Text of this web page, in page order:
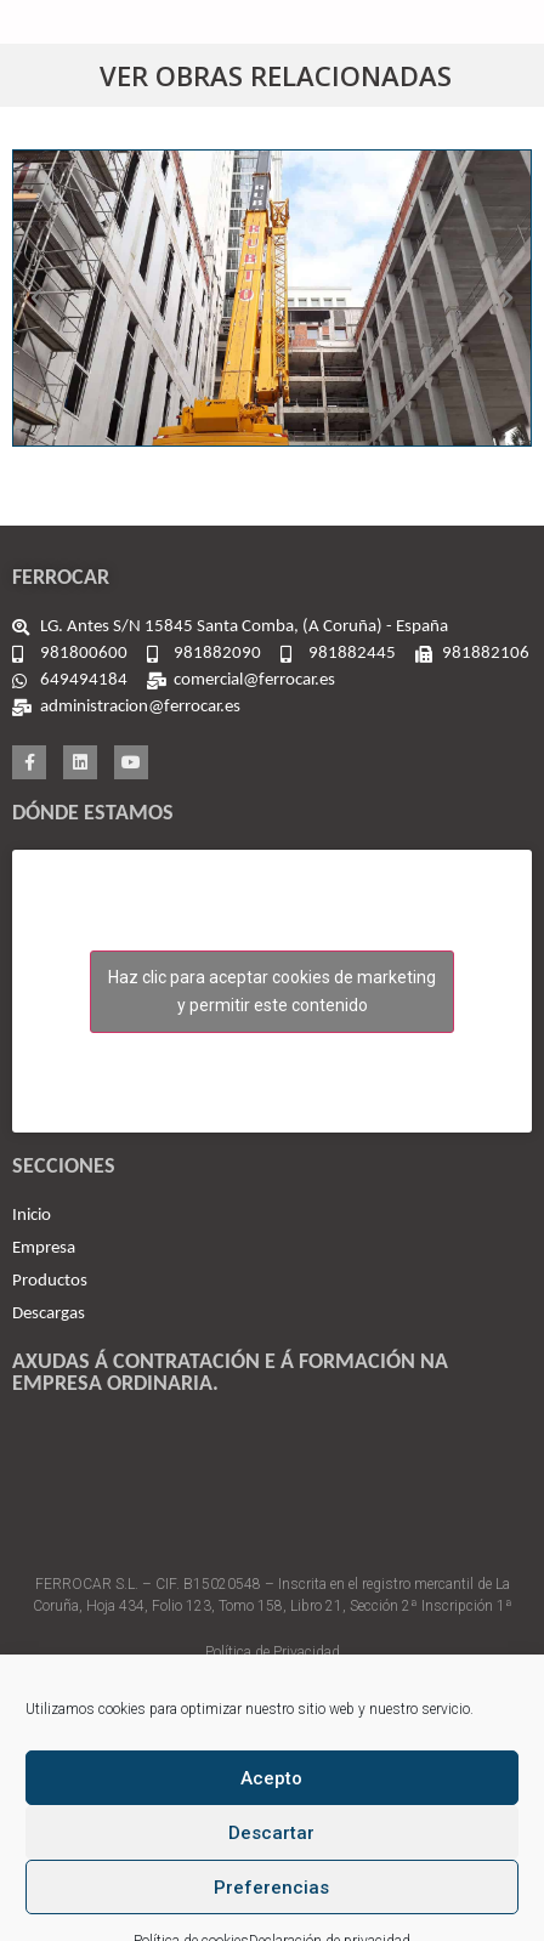
Utilizamos cookies para optimizar nuestro sitio web y nuestro servicio.
Acepto
Descartar
Preferencias
VER OBRAS RELACIONADAS
FERROCAR
LG. Antes S/N 15845 Santa Comba, (A Coruña) - España
981800600
981882090 981882445
981882106
649494184
comercial@ferrocar.es
administracion@ferrocar.es
DÓNDE ESTAMOS
Haz clic para aceptar cookies de marketing
y permitir este contenido
SECCIONES
Inicio
Empresa
Productos
Descargas
AXUDAS Á CONTRATACIÓN E Á FORMACIÓN NA
EMPRESA ORDINARIA.
FERROCAR S.L. – CIF. B15020548 – Inscrita en el registro mercantil de La
Coruña, Hoja 434, Folio 123, Tomo 158, Libro 21, Sección 2ª Inscripción 1ª
Política de Privacidad